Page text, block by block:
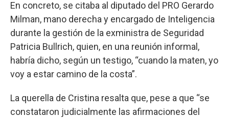
En concreto, se citaba al diputado del PRO Gerardo
Milman, mano derecha y encargado de Inteligencia
durante la gestión de la exministra de Seguridad
Patricia Bullrich, quien, en una reunión informal,
habría dicho, según un testigo, “cuando la maten, yo
voy a estar camino de la costa”.
La querella de Cristina resalta que, pese a que “se
constataron judicialmente las afirmaciones del